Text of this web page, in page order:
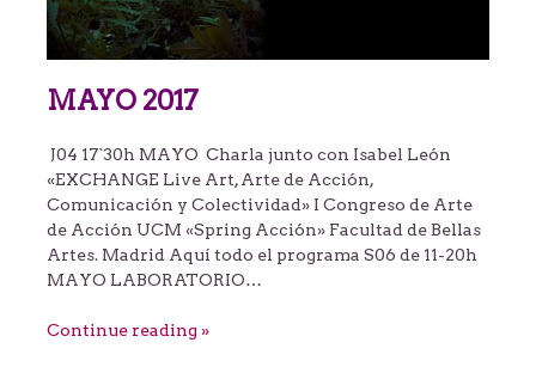
MAYO 2017
J04 17`30h MAYO Charla junto con Isabel León
«EXCHANGE Live Art, Arte de Acción,
Comunicación y Colectividad» I Congreso de Arte
de Acción UCM «Spring Acción» Facultad de Bellas
Artes. Madrid Aquí todo el programa S06 de 11-20h
MAYO LABORATORIO…
Continue reading »